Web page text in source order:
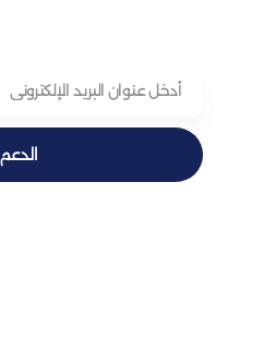
الدعم